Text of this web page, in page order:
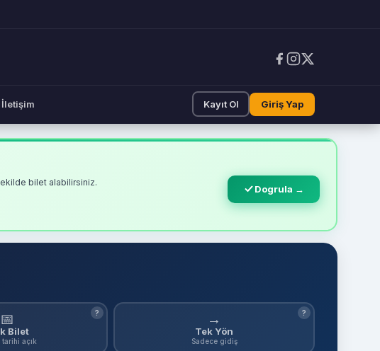
İletişim Kayıt Ol Giriş Yap
bilet alabilirsiniz.
Dogrula →
📅
Bilet
tarihi açık
? →
Tek Yön
Sadece gidiş
?